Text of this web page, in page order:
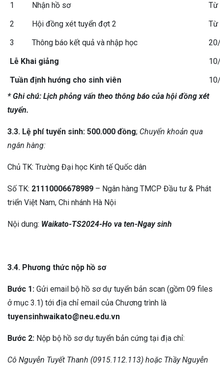
1
Nhận hồ sơ
Từ
2
Hội đồng xét tuyển đợt 2
Từ
3
Thông báo kết quả và nhập học
Lễ Khai giảng
Tuần định hướng cho sinh viên
* Ghi chú: Lịch phỏng vấn theo thông báo của hội đồng xét
tuyển.
3.3. Lệ phí tuyển sinh: 500.000 đồng; Chuyển khoản qua
ngân hàng:
Chủ TK: Trường Đại học Kinh tế Quốc dân
Số TK: 21110006678989 – Ngân hàng TMCP Đầu tư & Phát
triển Việt Nam, Chi nhánh Hà Nội
Nội dung: Waikato-TS2024-Ho va ten-Ngay sinh
3.4. Phương thức nộp hồ sơ
Bước 1: Gửi email bộ hồ sơ dự tuyển bản scan (gồm 09 files
ở mục 3.1) tới địa chỉ email của Chương trình là
tuyensinhwaikato@neu.edu.vn
Bước 2: Nộp bộ hồ sơ dự tuyển bản cứng tại địa chỉ:
Cô Nguyễn Tuyết Thanh (0915.112.113) hoặc Thầy Nguyễn